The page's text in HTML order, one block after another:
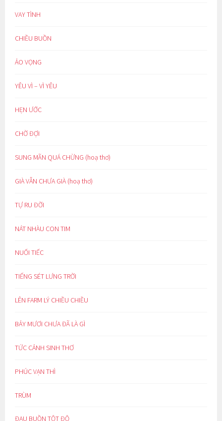
VAY TÌNH
CHIỀU BUỒN
ẢO VỌNG
YÊU VÌ – VÌ YÊU
HẸN ƯỚC
CHỜ ĐỢI
SUNG MÃN QUÁ CHỪNG (hoạ thơ)
GIÀ VẪN CHƯA GIÀ (hoạ thơ)
TỰ RU ĐỜI
NÁT NHÀU CON TIM
NUỐI TIẾC
TIẾNG SÉT LƯNG TRỜI
LÊN FARM LÝ CHIỀU CHIỀU
BẢY MƯƠI CHƯA ĐÃ LÀ GÌ
TỨC CẢNH SINH THƠ
PHÚC VẠN THÌ
TRÙM
ĐAU BUỒN TỘT ĐỘ